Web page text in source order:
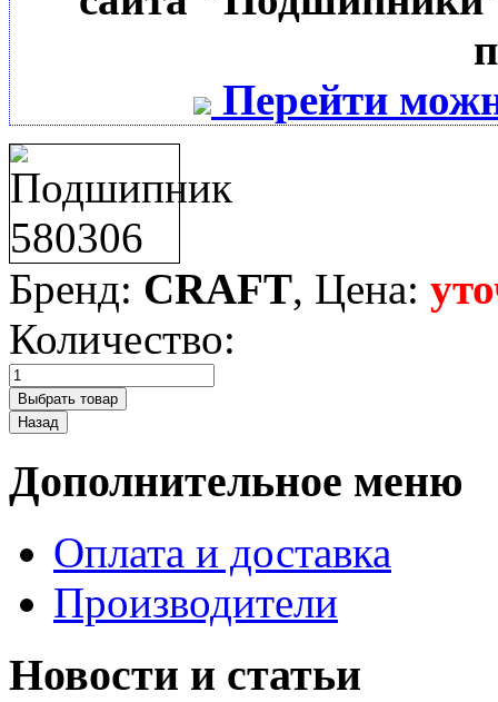
Перейти
Бренд: CRAFT, Цена:
Количество:
Дополнительное меню
Оплата и доставка
Производители
Новости и статьи